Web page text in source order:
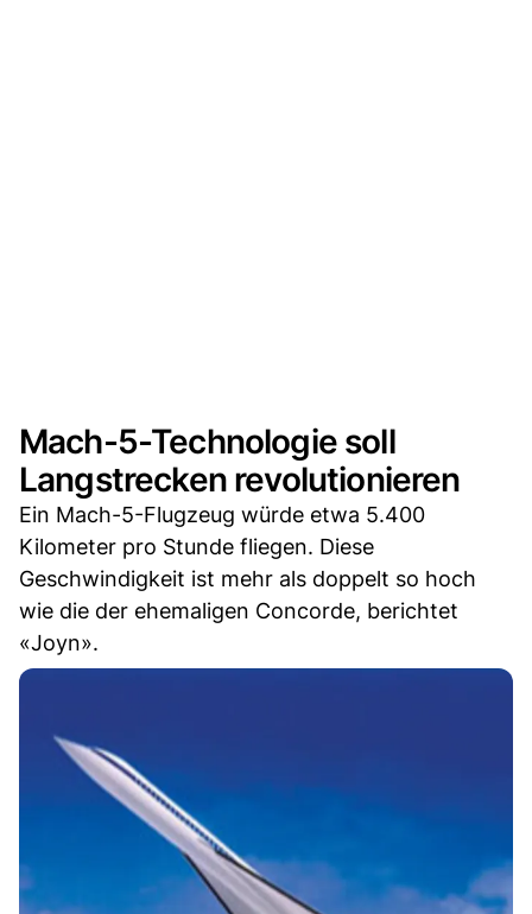
Mach-5-Technologie soll
Langstrecken revolutionieren
Ein Mach-5-Flugzeug würde etwa 5.400
Kilometer pro Stunde fliegen. Diese
Geschwindigkeit ist mehr als doppelt so hoch
wie die der ehemaligen Concorde, berichtet
«Joyn».